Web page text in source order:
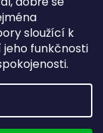
sloužící k
jeho funkčnosti
všechna práva